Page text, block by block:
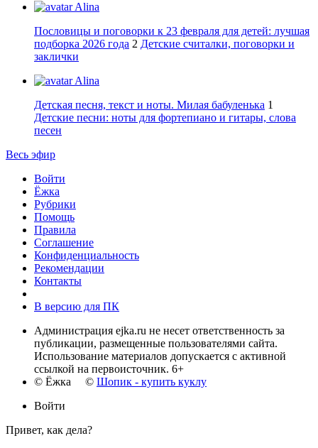
Alina
Пословицы и поговорки к 23 февраля для детей: лучшая
подборка 2026 года 2 Детские считалки, поговорки и
заклички
Alina
Детская песня, текст и ноты. Милая бабуленька 1
Детские песни: ноты для фортепиано и гитары, слова
песен
Весь эфир
Войти
Ёжка
Рубрики
Помощь
Правила
Соглашение
Конфиденциальность
Рекомендации
Контакты
В версию для ПК
Администрация ejka.ru не несет ответственность за
публикации, размещенные пользователями сайта.
Использование материалов допускается с активной
ссылкой на первоисточник. 6+
© Ёжка © Шопик - купить куклу
Войти
Привет, как дела?